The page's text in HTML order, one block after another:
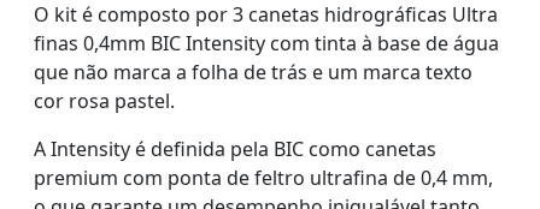
O kit é composto por 3 canetas hidrográficas Ultra
finas 0,4mm BIC Intensity com tinta à base de água
que não marca a folha de trás e um marca texto
cor rosa pastel.
A Intensity é definida pela BIC como canetas
premium com ponta de feltro ultrafina de 0,4 mm,